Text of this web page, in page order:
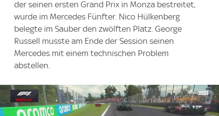
der seinen ersten Grand Prix in Monza bestreitet,
wurde im Mercedes Fünfter. Nico Hülkenberg
belegte im Sauber den zwölften Platz. George
Russell musste am Ende der Session seinen
Mercedes mit einem technischen Problem
abstellen.